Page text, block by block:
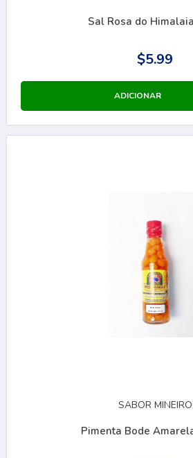
Sal Rosa do
$5.99
SABOR MINEIRO
Pimenta Bode